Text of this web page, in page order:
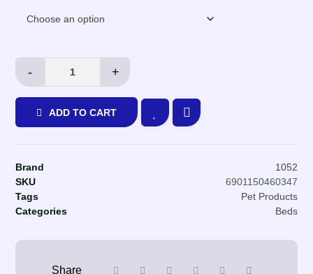
- +
ADD TO CART
Brand
1052
SKU
6901150460347
Tags
Pet Products
Categories
Beds